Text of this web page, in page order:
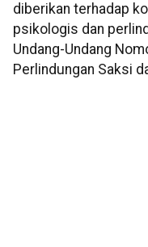
diberikan terhadap
psikologis dan
Undang-Undang
Perlindungan Saksi